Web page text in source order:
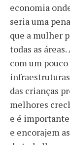
economia
seria uma
que a mulher
todas as
com um
das crianças
melhores
e é
e encorajem